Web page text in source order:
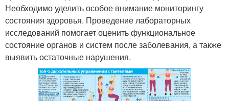
Необходимо уделить особое внимание мониторингу
состояния здоровья. Проведение лабораторных
исследований помогает оценить функциональное
состояние органов и систем после заболевания, а также
выявить остаточные нарушения.